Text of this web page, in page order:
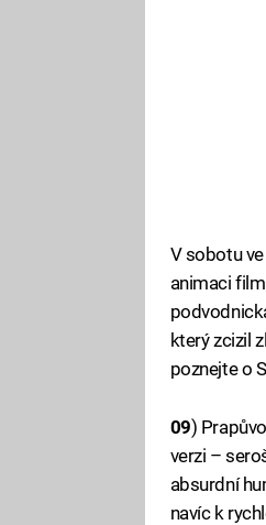
V sobotu
animaci
který zcizil
poznejte o
09)
verzi –
absurdní
navíc k